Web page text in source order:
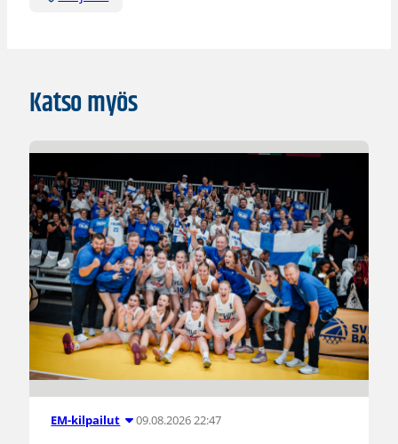
Katso myös
EM-kilpailut 09.08.2026 22:47